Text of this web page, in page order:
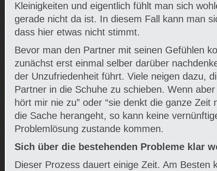
Kleinigkeiten und eigentlich fühlt man sich
gerade nicht da ist. In diesem Fall kann man
dass hier etwas nicht stimmt.
Bevor man den Partner mit seinen Gefühlen
zunächst erst einmal selber darüber
der Unzufriedenheit führt. Viele neigen dazu,
Partner in die Schuhe zu schieben. Wenn
hört mir nie zu” oder “sie denkt die ganze Zeit
die Sache herangeht, so kann keine
Problemlösung zustande kommen.
Sich über die bestehenden Probleme klar
Dieser Prozess dauert einige Zeit. Am Besten